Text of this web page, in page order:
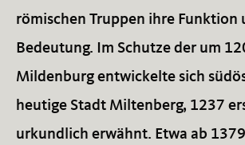
römischen Truppen ihre Funktion
Bedeutung. Im Schutze der um
Mildenburg entwickelte sich
heutige Stadt Miltenberg, 1237
urkundlich erwähnt. Etwa ab